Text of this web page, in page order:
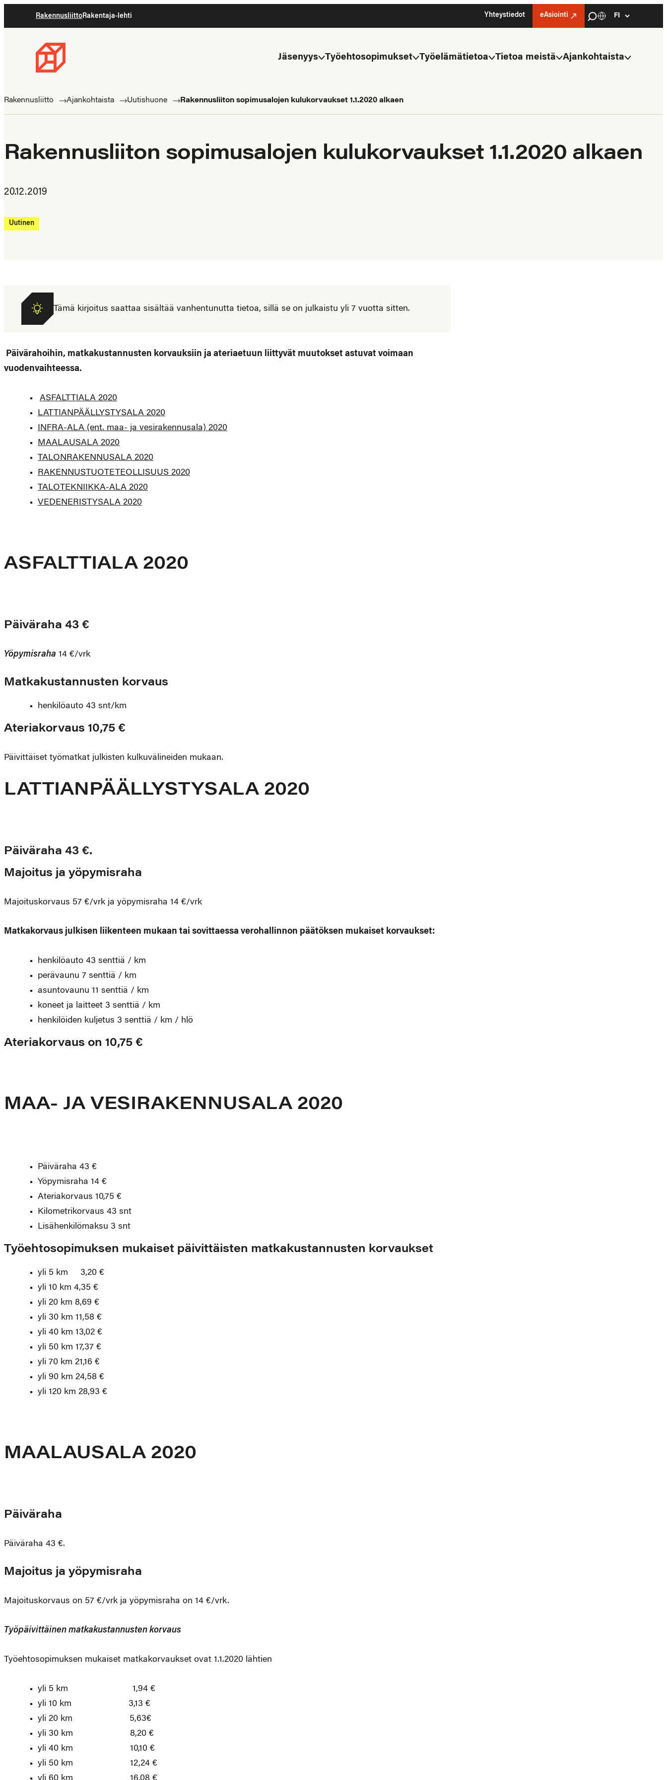
suoraan
RakennusliittoRakentaja-lehti Yhteystiedot eAsiointi
Haku
Kielivalinta
Select
Rakennusliitto
ammattilaisten
Jäsenyys Työehtosopimukset Työelämätietoa Tietoa meistä Ajankohtaista
Rakennusliitto Ajankohtaista Uutishuone Rakennusliiton sopimusalojen kulukorvaukset 1.1.2020 alkaen
Rakennusliiton sopimusalojen kulukorvaukset 1.1.2020 alkaen
20.12.2019
Uutinen
Tämä kirjoitus saattaa sisältää vanhentunutta tietoa, sillä se on julkaistu yli 7 vuotta sitten.
Päivärahoihin, matkakustannusten korvauksiin ja ateriaetuun liittyvät muutokset astuvat voimaan
vuodenvaihteessa.
ASFALTTIALA 2020
LATTIANPÄÄLLYSTYSALA 2020
INFRA-ALA (ent. maa- ja vesirakennusala) 2020
MAALAUSALA 2020
TALONRAKENNUSALA 2020
RAKENNUSTUOTETEOLLISUUS 2020
TALOTEKNIIKKA-ALA 2020
VEDENERISTYSALA 2020
ASFALTTIALA 2020
Päiväraha 43 €
Yöpymisraha 14 €/vrk
Matkakustannusten korvaus
henkilöauto 43 snt/km
Ateriakorvaus 10,75 €
Päivittäiset työmatkat julkisten kulkuvälineiden mukaan.
LATTIANPÄÄLLYSTYSALA 2020
Päiväraha 43 €.
Majoitus ja yöpymisraha
Majoituskorvaus 57 €/vrk ja yöpymisraha 14 €/vrk
Matkakorvaus julkisen liikenteen mukaan tai sovittaessa verohallinnon päätöksen mukaiset korvaukset:
henkilöauto 43 senttiä / km
perävaunu 7 senttiä / km
asuntovaunu 11 senttiä / km
koneet ja laitteet 3 senttiä / km
henkilöiden kuljetus 3 senttiä / km / hlö
Ateriakorvaus on 10,75 €
MAA- JA VESIRAKENNUSALA 2020
Päiväraha 43 €
Yöpymisraha 14 €
Ateriakorvaus 10,75 €
Kilometrikorvaus 43 snt
Lisähenkilömaksu 3 snt
Työehtosopimuksen mukaiset päivittäisten matkakustannusten korvaukset
yli 5 km 3,20 €
yli 10 km 4,35 €
yli 20 km 8,69 €
yli 30 km 11,58 €
yli 40 km 13,02 €
yli 50 km 17,37 €
yli 70 km 21,16 €
yli 90 km 24,58 €
yli 120 km 28,93 €
MAALAUSALA 2020
Päiväraha
Päiväraha 43 €.
Majoitus ja yöpymisraha
Majoituskorvaus on 57 €/vrk ja yöpymisraha on 14 €/vrk.
Työpäivittäinen matkakustannusten korvaus
Työehtosopimuksen mukaiset matkakorvaukset ovat 1.1.2020 lähtien
yli 5 km 1,94 €
yli 10 km 3,13 €
yli 20 km 5,63€
yli 30 km 8,20 €
yli 40 km 10,10 €
yli 50 km 12,24 €